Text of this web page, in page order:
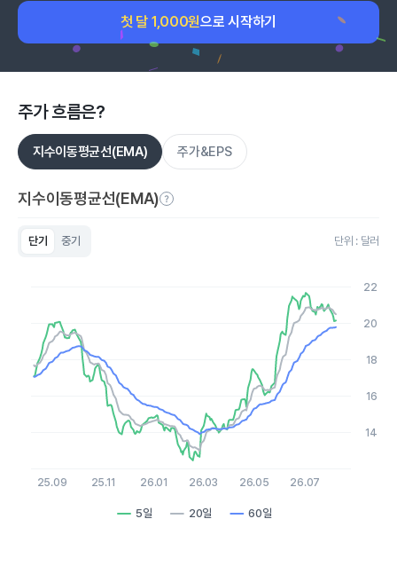
첫 달 1,000원으로 시작하기
주가 흐름은?
지수이동평균선(EMA) 주가&EPS
지수이동평균선(EMA)
단기 중기 단위 : 달러
The chart has 1 X axis displaying Time. Data ranges from
The chart has 1 Y axis displaying values. Data ranges from
5일 20일 60일
25.09 25.11 26.01 26.03 26.05 26.07
14
16
18
20
22